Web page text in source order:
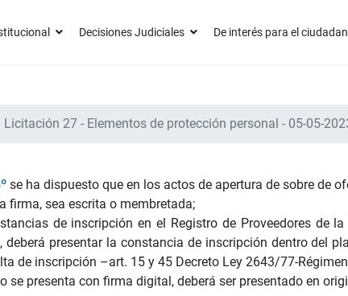
Decisiones Judiciales De interés para el
Licitación 27 - Elementos de protección personal - 05-05-
se ha dispuesto que en los actos de apertura de sobre de
firma, sea escrita o membretada;
de inscripción en el Registro de Proveedores de
deberá presentar la constancia de inscripción dentro del
de inscripción –art. 15 y 45 Decreto Ley 2643/77-
se presenta con firma digital, deberá ser presentado en